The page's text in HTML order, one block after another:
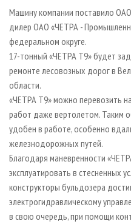
Машину компании поставило
дилер ОАО «ЧЕТРА -
федеральном округе.
17-тонный «ЧЕТРА Т9» будет
ремонте лесовозных дорог в
области.
«ЧЕТРА Т9» можно перевозить
работ даже вертолетом. Таким
удобен в работе, особенно
железнодорожных путей.
Благодаря маневренности
эксплуатировать в стесненных
конструкторы бульдозера
электрогидравлическому
в свою очередь, при помощи